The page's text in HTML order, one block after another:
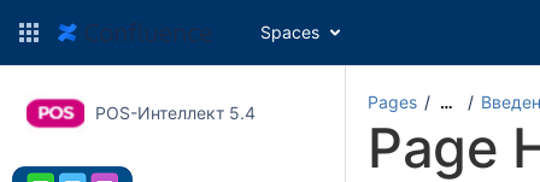
Spaces
POS-Интеллект 5.4
Pages …
Page